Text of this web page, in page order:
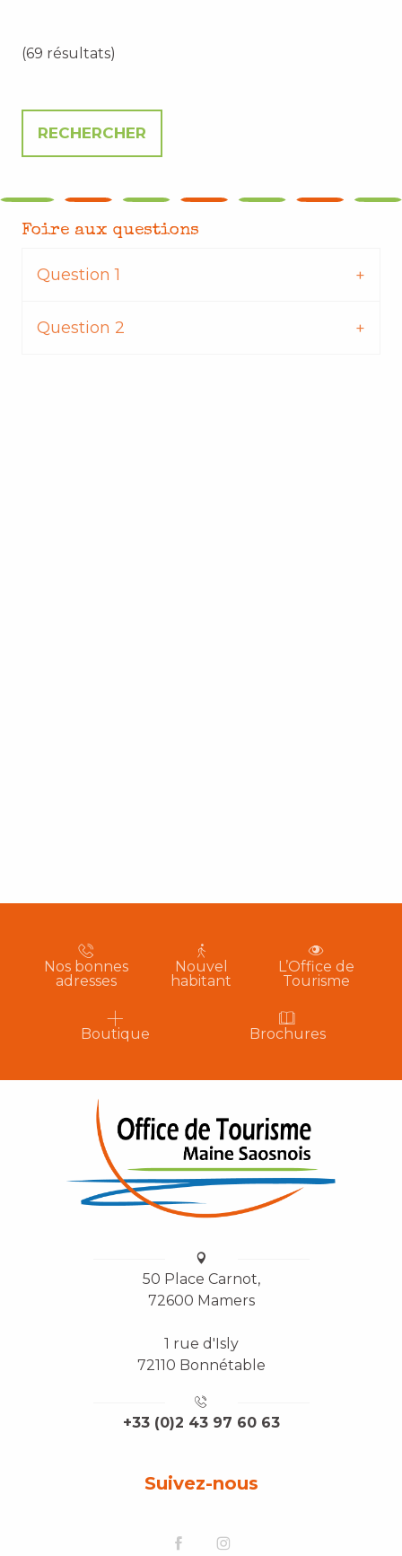
(69 résultats)
Foire aux questions
Question 1
Question 2
Nos bonnes
adresses
Nouvel
habitant
L’Office de
Tourisme
Boutique Brochures
50 Place Carnot,
72600 Mamers
1 rue d'Isly
72110 Bonnétable
+33 (0)2 43 97 60 63
Suivez-nous